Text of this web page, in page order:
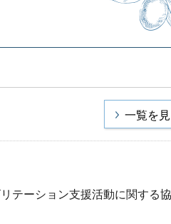
一覧を
テーション支援活動に関する協